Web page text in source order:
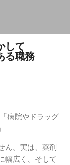
移動
して
る職務
病院やドラッグ
ん。実は、薬剤
幅広く、そして